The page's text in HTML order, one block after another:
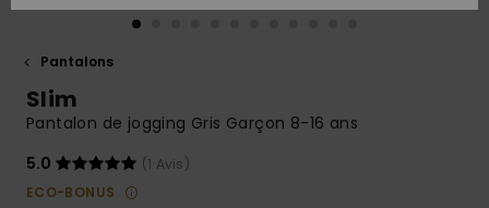
à votre
question.
Démarrer
Pantalons
Slim
Pantalon de jogging Gris Garçon 8-16 ans
5.0
(1 Avis)
ECO-BONUS